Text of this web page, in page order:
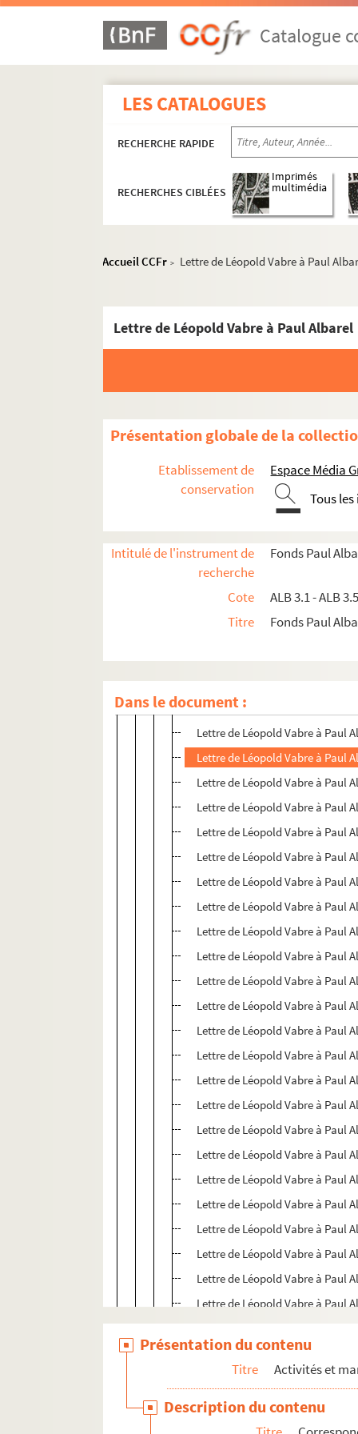
Catalogue
LES CATALOGUES
RECHERCHE RAPIDE
RECHERCHES CIBLÉES
Imprimés
multimédia
Accueil CCFr > Lettre de Léopold Vabre à Paul
Lettre de Léopold Vabre à Paul Albarel
Présentation globale de la
Etablissement de
conservation
Espace Média
Tous
Intitulé de l'instrument de
recherche
Fonds Paul
Cote
ALB 3.1 - ALB
Titre
Fonds Paul
Dans le document :
ALB 3.11. Brouillons de Paul Albarel
ALB 3.12. Albarel (Paul). -
L'inventeur du
Les revues "La Cigalo narbouneso" et
Correspondance félibréenne de Paul Albarel
Documents non attribués
C
G
J
P
T
ALB 3.452. Vabre, Léopold
Lettre de Léopold Vabre à Paul
Lettre de Léopold Vabre à Paul
Lettre de Léopold Vabre à Paul
Lettre de Léopold Vabre à Paul
Lettre de Léopold Vabre à Paul
Lettre de Léopold Vabre à Paul
Lettre de Léopold Vabre à Paul
Lettre de Léopold Vabre à Paul
Lettre de Léopold Vabre à Paul
Lettre de Léopold Vabre à Paul
Lettre de Léopold Vabre à Paul
Lettre de Léopold Vabre à Paul
Lettre de Léopold Vabre à Paul
Lettre de Léopold Vabre à Paul
Lettre de Léopold Vabre à Paul
Lettre de Léopold Vabre à Paul
Lettre de Léopold Vabre à Paul
Lettre de Léopold Vabre à Paul
Lettre de Léopold Vabre à Paul
Lettre de Léopold Vabre à Paul
Lettre de Léopold Vabre à Paul
Lettre de Léopold Vabre à Paul
Lettre de Léopold Vabre à Paul
Lettre de Léopold Vabre à Paul
Lettre de Léopold Vabre à Paul
Lettre de Léopold Vabre à Paul
Carte de Léopold Vabre
Lettre de Léopold Vabre à Paul
Lettre de Léopold Vabre à Paul
Présentation du contenu
Titre Activités et
Description du contenu